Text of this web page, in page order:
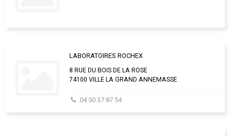
LABORATOIRES ROCHEX
8 RUE DU BOIS DE LA ROSE
74100 VILLE LA GRAND ANNEMASSE
04 50 37 87 54